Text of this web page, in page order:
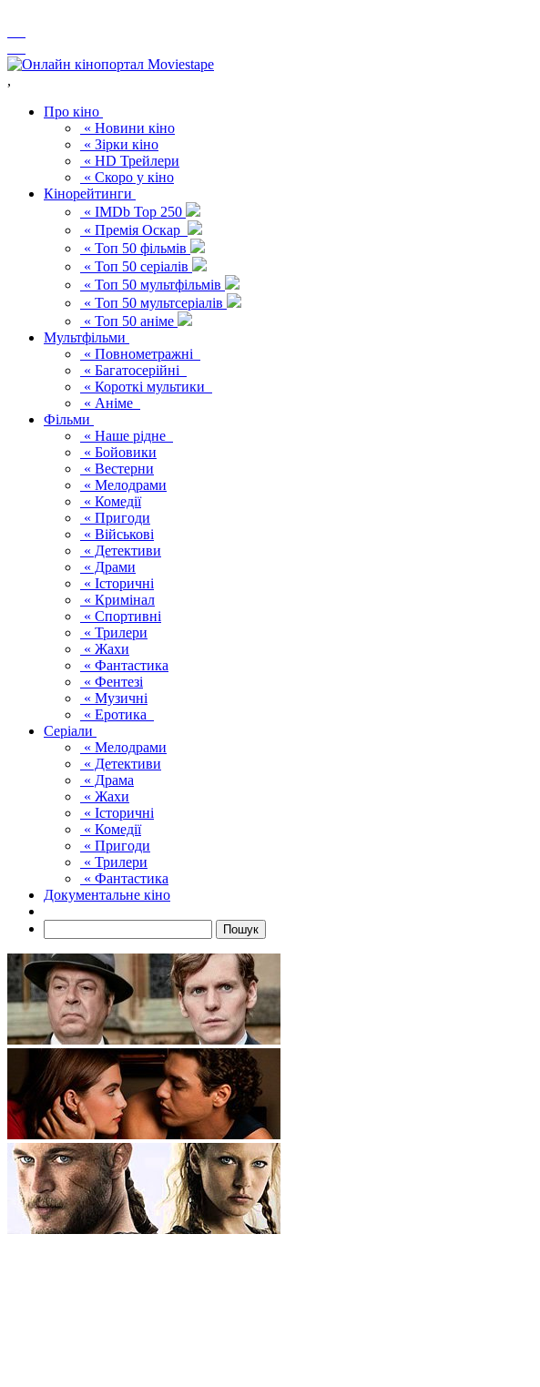
,
Про кіно
« Новини кіно
« Зірки кіно
« HD Трейлери
« Скоро у кіно
Кінорейтинги
« IMDb Top 250
« Премія Оскар
« Топ 50 фільмів
« Топ 50 серіалів
« Топ 50 мультфільмів
« Топ 50 мультсеріалів
« Топ 50 аніме
Мультфільми
« Повнометражні
« Багатосерійні
« Короткі мультики
« Аніме
Фільми
« Наше рідне
« Бойовики
« Вестерни
« Мелодрами
« Комедії
« Пригоди
« Військові
« Детективи
« Драми
« Історичні
« Кримінал
« Спортивні
« Трилери
« Жахи
« Фантастика
« Фентезі
« Музичні
« Еротика
Серіали
« Мелодрами
« Детективи
« Драма
« Жахи
« Історичні
« Комедії
« Пригоди
« Трилери
« Фантастика
Документальне кіно
Пошук